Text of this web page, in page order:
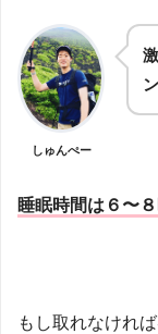
しゅんぺー
睡眠時間は６〜
もし取れなけれ